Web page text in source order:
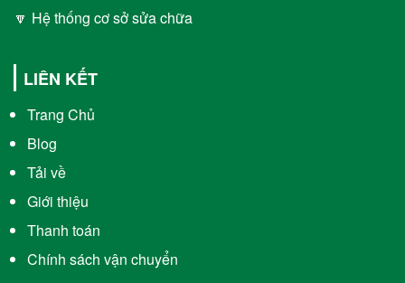
🔽 Hệ thống cơ sở sửa chữa
LIÊN KẾT
Trang Chủ
Blog
Tải về
Giới thiệu
Thanh toán
Chính sách vận chuyển